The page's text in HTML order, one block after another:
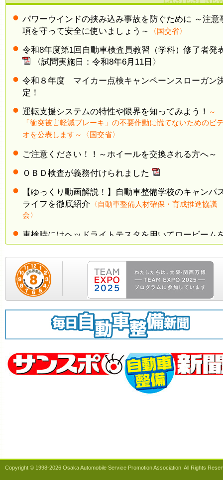
パワーウインドの挟み込み事故を防ぐために ～注意
項を守って安全に使いましょう～
〈国交省〉
令和8年度第1回自動車検査員教習（学科）修了者発
〈試問実施日：令和8年6月11日〉
令和８年度 マイカー点検キャンペーンスローガン
定！
運転支援システムの特性や限界を知ってみよう！
～
「衝突被害軽減ブレーキ」の不要作動に慌てないためのビ
オを公表します～〈国交省〉
ご注意ください！！～ホイールを交換される方へ～
ＯＢＤ検査が義務付けられました
【ゆっくり動画解説！】自動車整備学校のキャンパ
ライフを徹底紹介 〈自動車整備人材確保・育成推進協議
会〉
車検時にはヘッドライトテスタを用いてロービーム
計測します
〈自動車技術総合機構〉
電気自動車のバッテリーを長持ちさせるには！？ ～電
気自動車の適切な充電方法のポイント等をまとめた動画を
開します～〈国交省〉
車に関わる全ての皆様にお願いです〈国交省〉
Copyright © 1998-2026 Osaka Automobile Service Promotion Association. All Rights